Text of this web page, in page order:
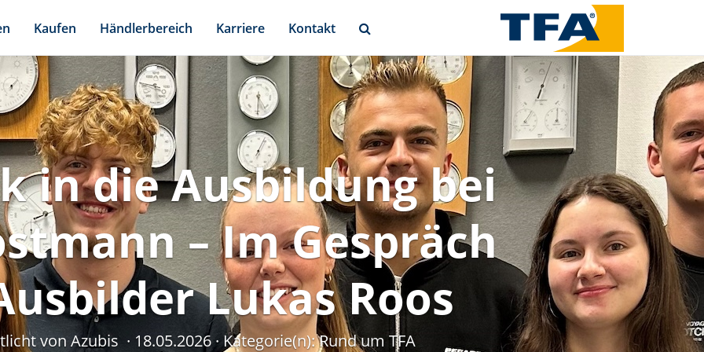
Kaufen Händlerbereich Karriere Kontakt
in die Ausbildung bei
– Im Gespräch
Lukas Roos
von Azubis 18.05.2026 Kategorie(n):Rund um TFA